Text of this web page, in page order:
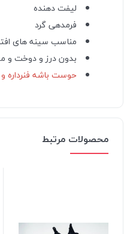
لیفت دهنده
فرمدهی گرد
مناسب سینه های
بدون درز و دوخت و
حوست باشه فنرداره و
محصولات مرتبط